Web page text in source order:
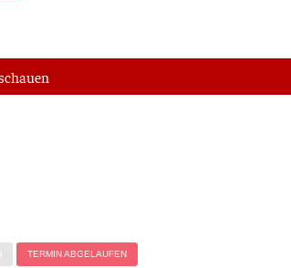
TER­MIN ABGELAUFEN